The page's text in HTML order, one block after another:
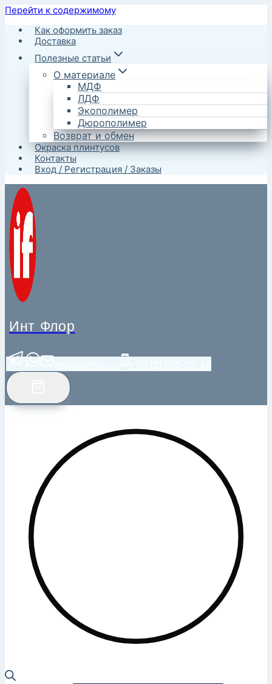
Перейти к содержимому
Как оформить заказ
Доставка
Полезные статьи
О материале
МДФ
ЛДФ
Экополимер
Дюрополимер
Возврат и обмен
Окраска плинтусов
Контакты
Вход / Регистрация / Заказы
Инт Флор